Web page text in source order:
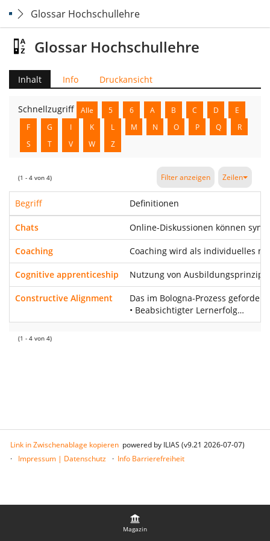
Glossar Hochschullehre
Magazin
Glossar Hochschullehre
Inhalt Info Druckansicht
Schnellzugriff Alle 5 6 A B C D
E
F
G I K L M N O P Q
R
S
T V W Z
(1 - 4 von 4) Filter anzeigen Zeilen
Begriff Definitionen
Chats Online-Diskussionen können
Coaching Coaching wird als individuelles
Cognitive apprenticeship Nutzung von
Constructive Alignment
Das im Bologna-Prozess
• Beabsichtigter Lernerfolg…
(1 - 4 von 4)
Link in Zwischenablage kopieren powered by ILIAS (v9.21 2026-07-07)
Impressum | Datenschutz
Info Barrierefreiheit